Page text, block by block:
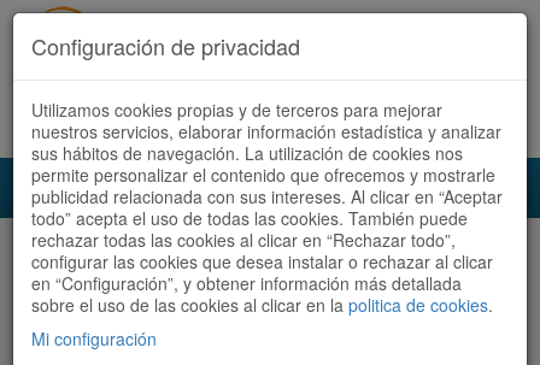
Acceder Registrate ahora Español | Català
Audioruta Todas las rutas
Todas las rutas Ordenar por:Más recientes
Configuración de privacidad
Utilizamos cookies propias y de terceros para mejorar
nuestros servicios, elaborar información estadística y analizar
sus hábitos de navegación. La utilización de cookies nos
permite personalizar el contenido que ofrecemos y mostrarle
publicidad relacionada con sus intereses. Al clicar en “Aceptar
todo” acepta el uso de todas las cookies. También puede
rechazar todas las cookies al clicar en “Rechazar todo”,
configurar las cookies que desea instalar o rechazar al clicar
en “Configuración”, y obtener información más detallada
sobre el uso de las cookies al clicar en la politica de cookies.
Mi configuración